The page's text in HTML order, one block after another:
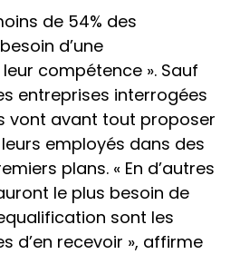
de 54% des
d’une
compétence ». Sauf
entreprises interrogées
vont avant tout proposer
employés dans des
plans. « En d’autres
le plus besoin de
sont les
d’en recevoir », affirme